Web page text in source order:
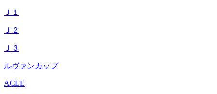
Ｊ１
Ｊ２
Ｊ３
ルヴァンカップ
ACLE